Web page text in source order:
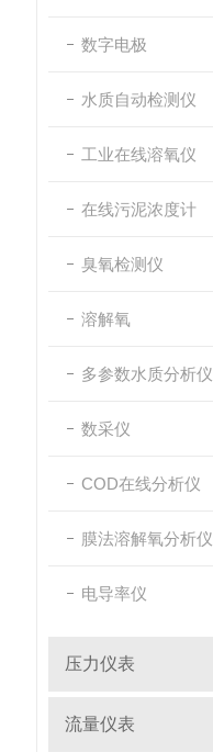
数字电极
水质自动检测仪
工业在线溶氧仪
在线污泥浓度计
臭氧检测仪
溶解氧
多参数水质分析仪
数采仪
COD在线分析仪
膜法溶解氧分析仪
电导率仪
压力仪表
流量仪表